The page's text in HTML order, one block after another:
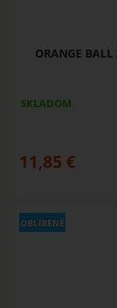
ORANGE
SKLADOM
11,85 €